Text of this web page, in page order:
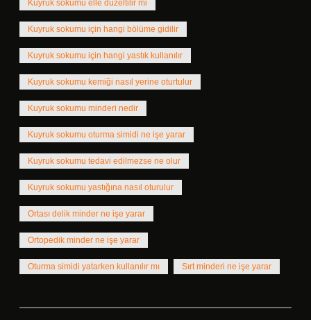
Kuyruk sokumu elle düzeltilir mi
Kuyruk sokumu için hangi bölüme gidilir
Kuyruk sokumu için hangi yastık kullanılır
Kuyruk sokumu kemiği nasıl yerine oturtulur
Kuyruk sokumu minderi nedir
Kuyruk sokumu oturma simidi ne işe yarar
Kuyruk sokumu tedavi edilmezse ne olur
Kuyruk sokumu yastığına nasıl oturulur
Ortası delik minder ne işe yarar
Ortopedik minder ne işe yarar
Oturma simidi yatarken kullanılır mı Sırt minderi ne işe yarar